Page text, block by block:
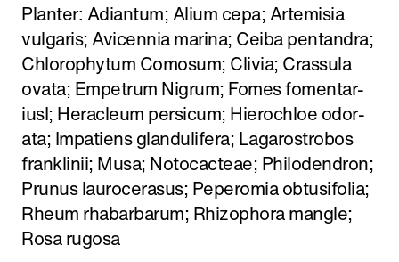
Planter: Adi­antum; Alium cepa; Artemisia
vul­garis; Avi­cen­nia marina; Ceiba pen­tan­dra;
Chloro­phy­tum Como­sum; Clivia; Cras­sula
ovata; Empetrum Nigrum; Fomes fomen­tar­
iusI; Her­a­cleum per­sicum; Hie­rochloe odor­
ata; Impa­tiens glan­dulif­era; Lagarostro­bos
franklinii; Musa; Noto­cacteae; Philo­den­dron;
Prunus lau­ro­cera­sus; Peperomia obtusifolia;
Rheum rhabar­barum; Rhi­zophora mangle;
Rosa rugosa